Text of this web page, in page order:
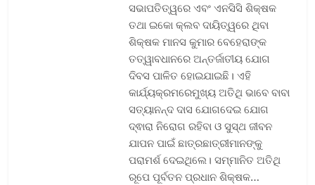
ସଭାପତିତ୍ୱରେ ଏବଂ ଏନସିସି ଶିକ୍ଷକ
ତଥା ଇକୋ କ୍ଲବ ଦାୟିତ୍ୱରେ ଥିବା
ଶିକ୍ଷକ ମାନସ କୁମାର ବେହେରାଙ୍କ
ତତ୍ୱାବଧାନରେ ଅନ୍ତର୍ଜାତୀୟ ଯୋଗ
ଦିବସ ପାଳିତ ହୋଇଯାଇଛି। ଏହି
କାର୍ଯ୍ୟକ୍ରମରେମୁଖ୍ୟ ଅତିଥି ଭାବେ ବାବା
ସତ୍ୟାନନ୍ଦ ଦାସ ଯୋଗଦେଇ ଯୋଗ
ଦ୍ଵାରା ନିରୋଗ ରହିବା ଓ ସୁସ୍ଥ ଜୀବନ
ଯାପନ ପାଇଁ ଛାତ୍ରଛାତ୍ରୀମାନଙ୍କୁ
ପରାମର୍ଶ ଦେଇଥିଲେ। ସମ୍ମାନିତ ଅତିଥି
ରୂପେ ପୂର୍ବତନ ପ୍ରଧାନ ଶିକ୍ଷକ…